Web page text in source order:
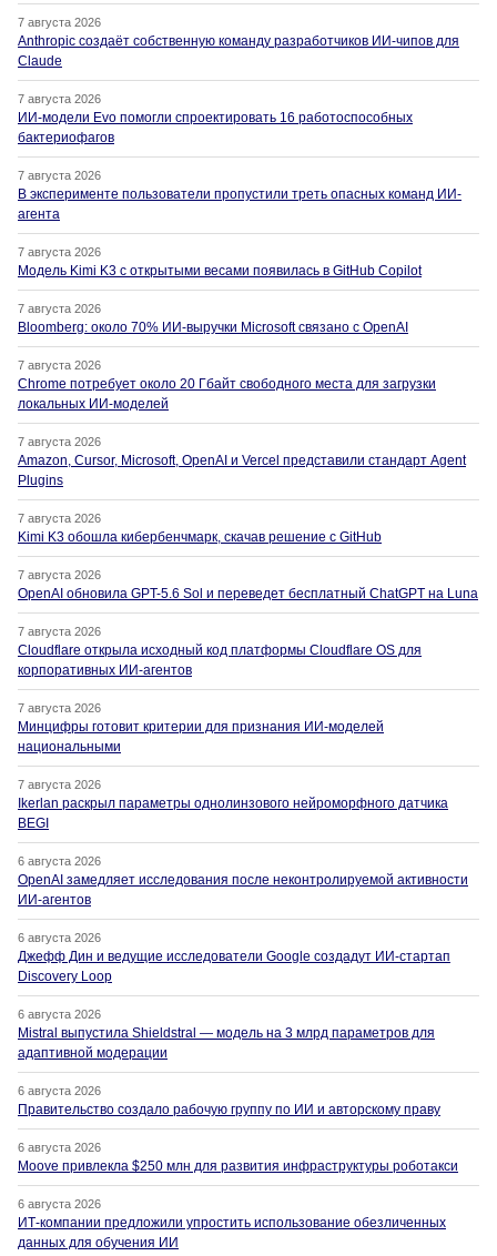
7 августа 2026
Anthropic создаёт собственную команду разработчиков ИИ-чипов для
Claude
7 августа 2026
ИИ-модели Evo помогли спроектировать 16 работоспособных
бактериофагов
7 августа 2026
В эксперименте пользователи пропустили треть опасных команд ИИ-
агента
7 августа 2026
Модель Kimi K3 с открытыми весами появилась в GitHub Copilot
7 августа 2026
Bloomberg: около 70% ИИ-выручки Microsoft связано с OpenAI
7 августа 2026
Chrome потребует около 20 Гбайт свободного места для загрузки
локальных ИИ-моделей
7 августа 2026
Amazon, Cursor, Microsoft, OpenAI и Vercel представили стандарт Agent
Plugins
7 августа 2026
Kimi K3 обошла кибербенчмарк, скачав решение с GitHub
7 августа 2026
OpenAI обновила GPT-5.6 Sol и переведет бесплатный ChatGPT на Luna
7 августа 2026
Cloudflare открыла исходный код платформы Cloudflare OS для
корпоративных ИИ-агентов
7 августа 2026
Минцифры готовит критерии для признания ИИ-моделей
национальными
7 августа 2026
Ikerlan раскрыл параметры однолинзового нейроморфного датчика
BEGI
6 августа 2026
OpenAI замедляет исследования после неконтролируемой активности
ИИ-агентов
6 августа 2026
Джефф Дин и ведущие исследователи Google создадут ИИ-стартап
Discovery Loop
6 августа 2026
Mistral выпустила Shieldstral — модель на 3 млрд параметров для
адаптивной модерации
6 августа 2026
Правительство создало рабочую группу по ИИ и авторскому праву
6 августа 2026
Moove привлекла $250 млн для развития инфраструктуры роботакси
6 августа 2026
ИТ-компании предложили упростить использование обезличенных
данных для обучения ИИ